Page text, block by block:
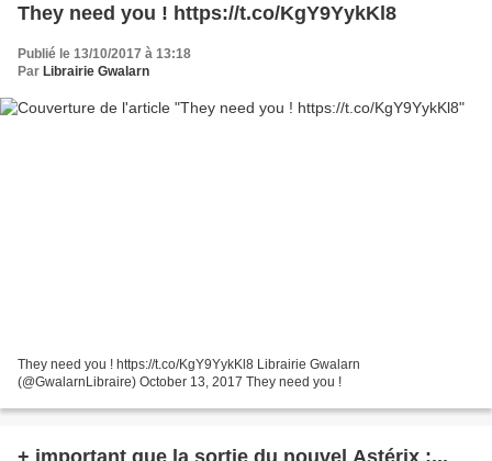
They need you ! https://t.co/KgY9YykKl8
Publié le 13/10/2017 à 13:18
Par Librairie Gwalarn
They need you ! https://t.co/KgY9YykKl8 Librairie Gwalarn
(@GwalarnLibraire) October 13, 2017 They need you !